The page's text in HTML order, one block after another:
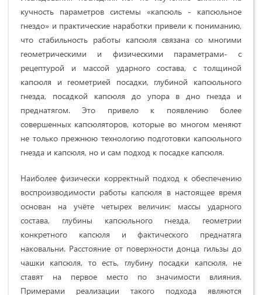
кучность параметров системы «капсюль - капсюльное
гнездо» и практические наработки привели к пониманию,
что стабильность работы капсюля связана со многими
геометрическими и физическими параметрами- с
рецептурой и массой ударного состава, с толщиной
капсюля и геометрией посадки, глубиной капсюльного
гнезда, посадкой капсюля до упора в дно гнезда и
преднатягом. Это привело к появлению более
совершенных капсюляторов, которые во многом меняют
не только прежнюю технологию подготовки капсюльного
гнезда и капсюля, но и сам подход к посадке капсюля.
Наиболее физически корректный подход к обеспечению
воспроизводимости работы капсюля в настоящее время
основан на учёте четырех величин: массы ударного
состава, глубины капсюльного гнезда, геометрии
конкретного капсюля и фактического преднатяга
наковальни. Расстояние от поверхности донца гильзы до
чашки капсюля, то есть, глубину посадки капсюля, не
ставят на первое место по значимости влияния.
Примерами реализации такого подхода являются